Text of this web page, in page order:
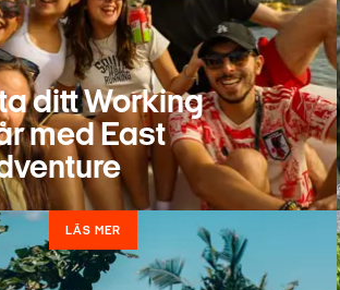
ditt Working
med East
LÄS MER